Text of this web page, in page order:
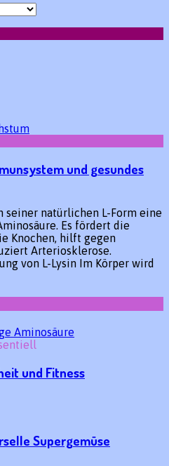
und gesundes
seiner natürlichen L-Form eine
Es fördert die
Knochen, hilft gegen
Arteriosklerose.
von L-Lysin Im Körper wird
und Fitness
Supergemüse